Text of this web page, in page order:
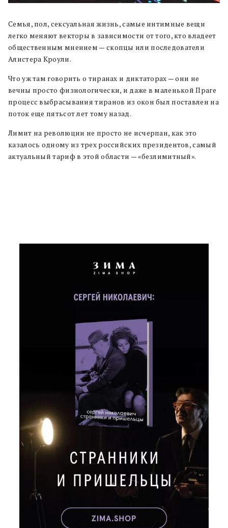
Семья, пол, сексуальная жизнь, самые интимные вещи
легко меняют векторы в зависимости от того, кто владеет
общественным мнением — скопцы или последователи
Алистера Кроули.
Что уж там говорить о тиранах и диктаторах — они не
вечны просто физиологически, и даже в маленькой Праге
процесс выбрасывания тиранов из окон был поставлен на
поток еще пятьсот лет тому назад.
Лимит на революции не просто не исчерпан, как это
казалось одному из трех российских президентов, самый
актуальный тариф в этой области — «безлимитный».